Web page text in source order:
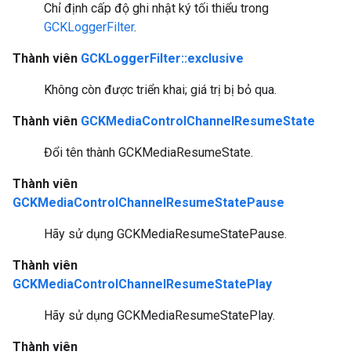
Chỉ định cấp độ ghi nhật ký tối thiểu trong
GCKLoggerFilter.
Thành viên GCKLoggerFilter::exclusive
Không còn được triển khai; giá trị bị bỏ qua.
Thành viên GCKMediaControlChannelResumeState
Đổi tên thành GCKMediaResumeState.
Thành viên
GCKMediaControlChannelResumeStatePause
Hãy sử dụng GCKMediaResumeStatePause.
Thành viên
GCKMediaControlChannelResumeStatePlay
Hãy sử dụng GCKMediaResumeStatePlay.
Thành viên